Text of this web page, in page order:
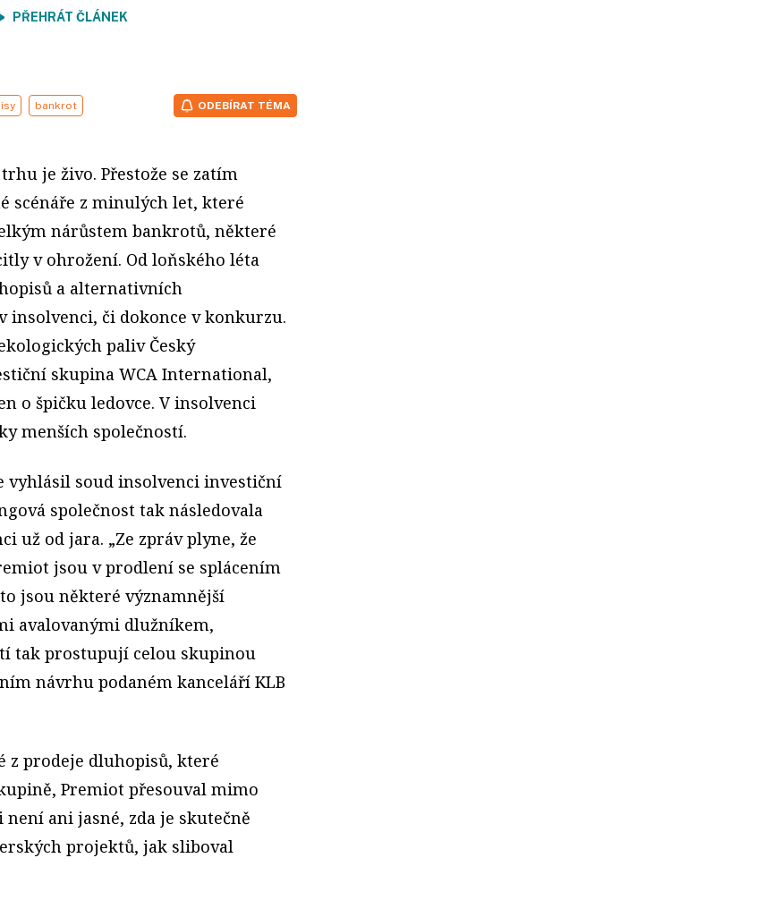
PŘEHRÁT ČLÁNEK
bankrot ODEBÍRAT TÉMA
je živo. Přestože se zatím
scénáře z minulých let, které
nárůstem bankrotů, některé
v ohrožení. Od loňského léta
a alternativních
insolvenci, či dokonce v konkurzu.
paliv Český
skupina WCA International,
o špičku ledovce. V insolvenci
menších společností.
vyhlásil soud insolvenci investiční
společnost tak následovala
už od jara. „Ze zpráv plyne, že
jsou v prodlení se splácením
jsou některé významnější
avalovanými dlužníkem,
tak prostupují celou skupinou
návrhu podaném kanceláří KLB
z prodeje dluhopisů, které
Premiot přesouval mimo
ani jasné, zda je skutečně
projektů, jak sliboval